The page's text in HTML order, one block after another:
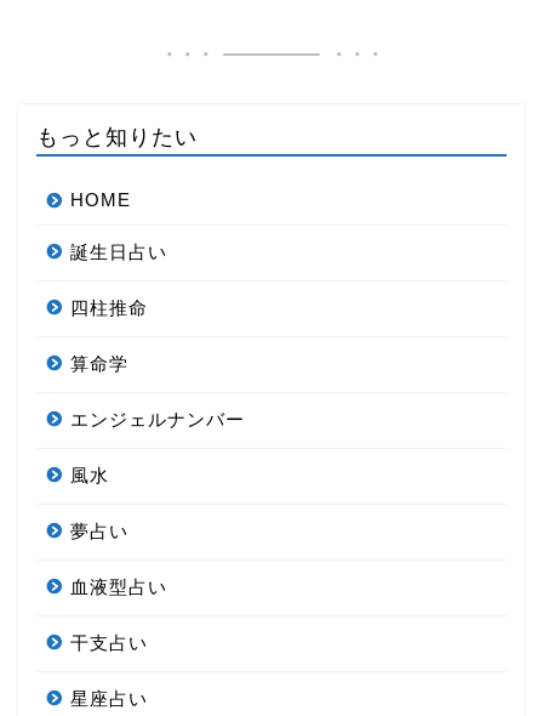
もっと知りたい
HOME
誕生日占い
四柱推命
算命学
エンジェルナンバー
風水
夢占い
血液型占い
干支占い
星座占い